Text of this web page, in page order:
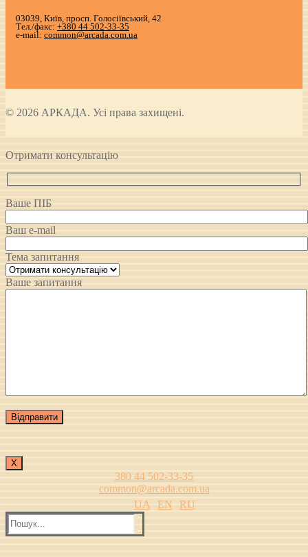
03039, Київ, просп. Голосіївський, 42
Тел./факс: +380 44 502-33-35
e-mail: common@arcada.com.ua
© 2026 АРКАДА. Усі права захищені.
Отримати консультацію
Ваше ПІБ
Ваш e-mail
Тема запитання
Ваше запитання
Х
380 44 502-33-35
common@arcada.com.ua
UA
EN
RU
Пошук: